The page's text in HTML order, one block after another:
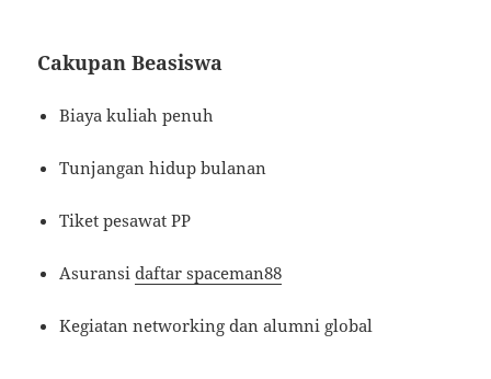
Cakupan Beasiswa
Biaya kuliah penuh
Tunjangan hidup bulanan
Tiket pesawat PP
Asuransidaftar spaceman88
Kegiatan networking dan alumni global